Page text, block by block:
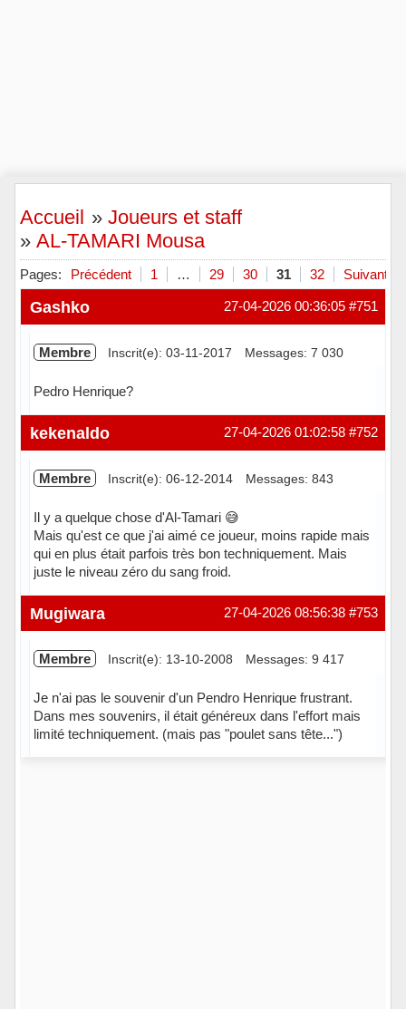
Accueil »Joueurs et staff
» AL-TAMARI Mousa
Pages: Précédent 1 … 29 30 31 32 Suivant
#751
27-04-2026 00:36:05
Gashko
Membre Inscrit(e): 03-11-2017 Messages: 7 030
Pedro Henrique?
Hors ligne #752
27-04-2026 01:02:58
kekenaldo
Membre Inscrit(e): 06-12-2014 Messages: 843
Il y a quelque chose d'Al-Tamari 😅
Mais qu'est ce que j'ai aimé ce joueur, moins rapide mais
qui en plus était parfois très bon techniquement. Mais
juste le niveau zéro du sang froid.
Hors ligne #753
27-04-2026 08:56:38
Mugiwara
Membre Inscrit(e): 13-10-2008 Messages: 9 417
Je n'ai pas le souvenir d'un Pendro Henrique frustrant.
Dans mes souvenirs, il était généreux dans l'effort mais
limité techniquement. (mais pas "poulet sans tête...")